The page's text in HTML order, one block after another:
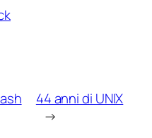
44 anni di UNIX
→